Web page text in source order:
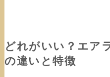
どれがいい？エア
の違いと特徴